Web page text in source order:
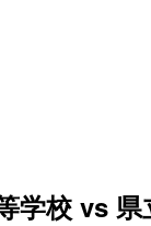
学校 vs